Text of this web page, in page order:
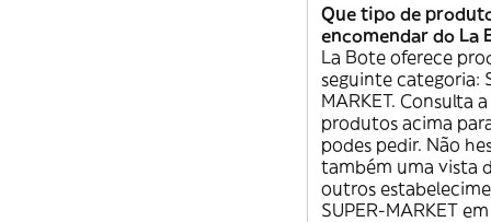
Que tipo de
encomendar do La
La Bote oferece
seguinte categoria:
MARKET. Consulta
produtos acima
podes pedir. Não
também uma vista
outros
SUPER-MARKET